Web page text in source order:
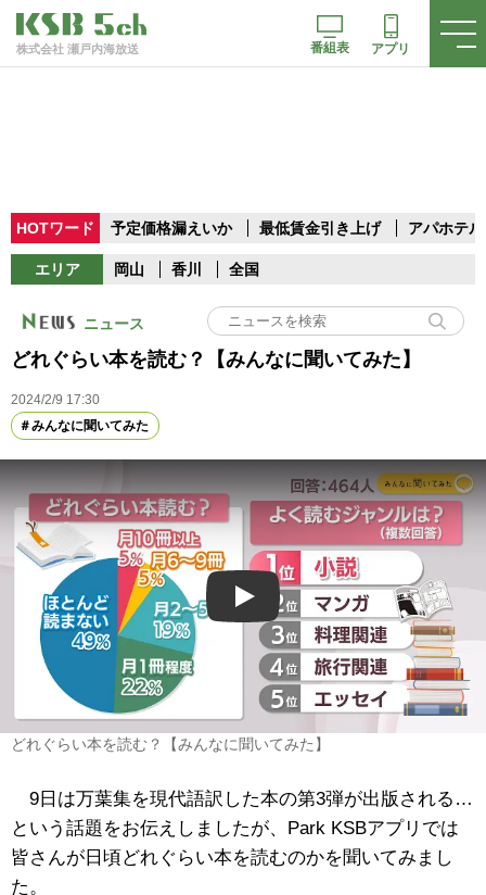
株式会社 瀬戸内海放送 番組表 アプリ
HOTワード 予定価格漏えいか 最低賃金引き上げ アパホテル
エリア 岡山 香川 全国
ニュース
どれぐらい本を読む？【みんなに聞いてみた】
2024/2/9 17:30
みんなに聞いてみた
Play
どれぐらい本を読む？【みんなに聞いてみた】
9日は万葉集を現代語訳した本の第3弾が出版される…
という話題をお伝えしましたが、Park KSBアプリでは
皆さんが日頃どれぐらい本を読むのかを聞いてみまし
た。